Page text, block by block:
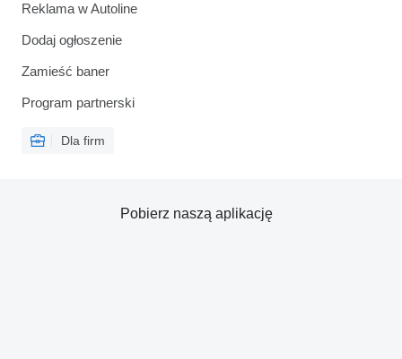
Reklama w Autoline
Dodaj ogłoszenie
Zamieść baner
Program partnerski
Dla firm
Pobierz naszą aplikację